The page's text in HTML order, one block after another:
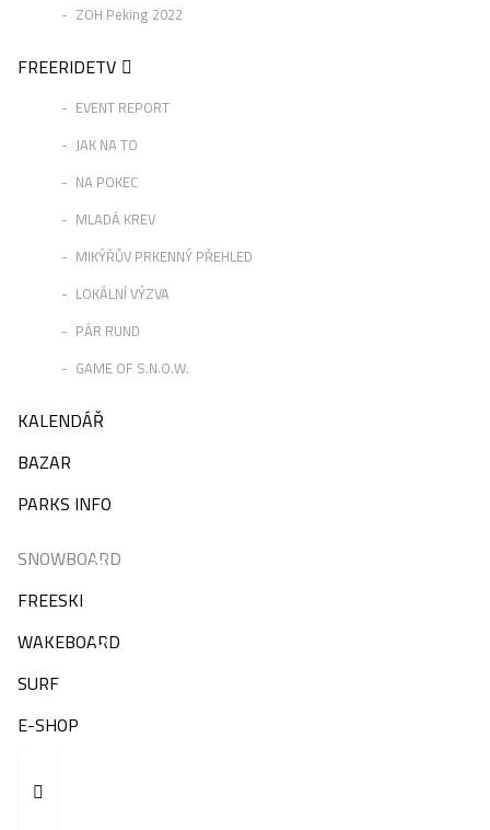
ZOH Peking 2022
FREERIDETV
EVENT REPORT
JAK NA TO
NA POKEC
MLADÁ KREV
MIKÝŘŮV PRKENNÝ PŘEHLED
LOKÁLNÍ VÝZVA
PÁR RUND
GAME OF S.N.O.W.
KALENDÁŘ
BAZAR
PARKS INFO
SNOWBOARD
FREESKI
WAKEBOARD
SURF
E-SHOP